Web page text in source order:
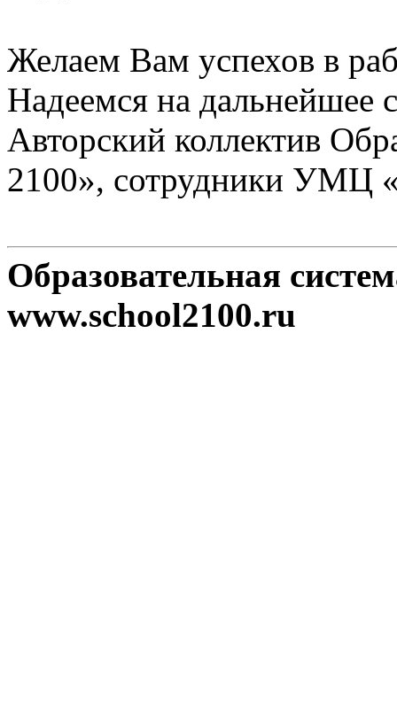
Желаем Вам успехов в
Надеемся на дальнейшее
Авторский коллектив
2100», сотрудники УМЦ
Образовательная
www.school2100.ru